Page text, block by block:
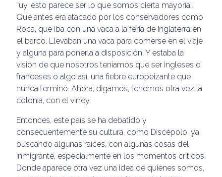
“uy, esto parece ser lo que somos cierta mayoría”.
Que antes era atacado por los conservadores como
Roca, que iba con una vaca a la feria de Inglaterra en
el barco. Llevaban una vaca para comerse en el viaje
y alguna para ponerla a disposición. Y estaba la
visión de que nosotros teníamos que ser ingleses o
franceses o algo así, una fiebre europeizante que
nunca terminó. Ahora, digamos, tenemos otra vez la
colonia, con el virrey.
Entonces, este país se ha debatido y
consecuentemente su cultura, como Discépolo, ya
buscando algunas raíces, con algunas cosas del
inmigrante, especialmente en los momentos críticos.
Donde aparece otra vez una idea de quiénes somos,